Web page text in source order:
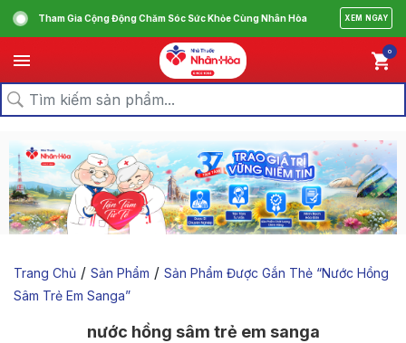
Tham Gia Cộng Động Chăm Sóc Sức Khỏe Cùng Nhân Hòa XEM NGAY
0
Trang Chủ / Sản Phẩm / Sản Phẩm Được Gắn Thẻ “nước Hồng
Sâm Trẻ Em Sanga”
nước hồng sâm trẻ em sanga